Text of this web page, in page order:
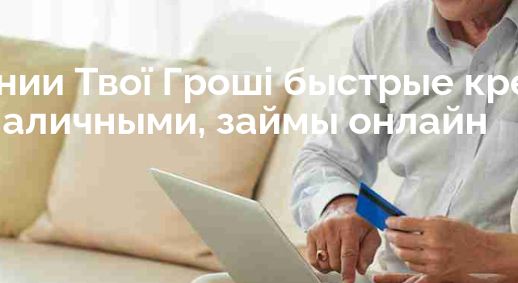
Твої Гроші быстрые
займы онлайн